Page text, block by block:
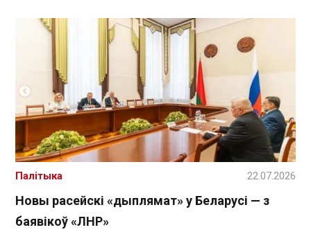
Новы расейскі «дыплямат» у Беларусі — з
баявікоў «ЛНР»
Палітыка 22.07.2026